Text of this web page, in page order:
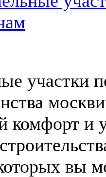
участки
комфорт и
вы